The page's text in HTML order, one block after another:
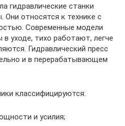
гидравлические станки
Они относятся к технике с
Современные модели
уходе, тихо работают, легче
Гидравлический пресс
и в перерабатывающем
классифицируются:
и усилия;